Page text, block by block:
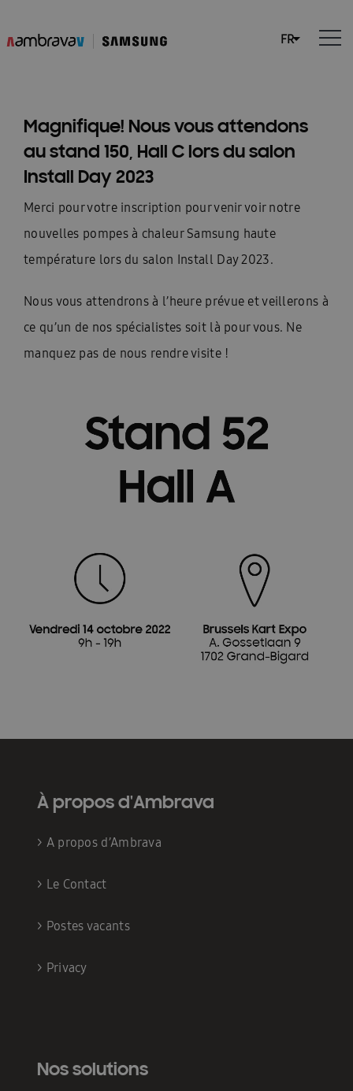
Magnifique! Nous vous attendons
au stand 150, Hall C lors du salon
Install Day 2023
Merci pour votre inscription pour venir voir notre
nouvelles pompes à chaleur Samsung haute
température lors du salon Install Day 2023.
Nous vous attendrons à l’heure prévue et veillerons à
ce qu’un de nos spécialistes soit là pour vous. Ne
manquez pas de nous rendre visite !
À propos d'Ambrava
> A propos d’Ambrava
> Le Contact
> Postes vacants
> Privacy
Nos solutions